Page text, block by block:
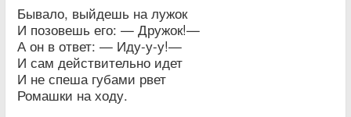
Бывало, выйдешь на лужок
И позовешь его: — Дружок!—
А он в ответ: — Иду-у-у!—
И сам действительно идет
И не спеша губами рвет
Ромашки на ходу.